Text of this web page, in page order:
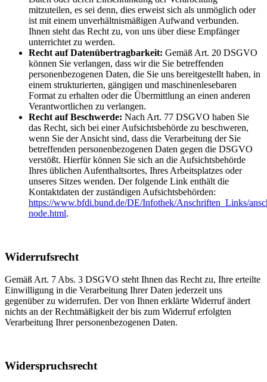
mitzuteilen, es sei denn, dies erweist sich als unmöglich oder
ist mit einem unverhältnismäßigen Aufwand verbunden.
Ihnen steht das Recht zu, von uns über diese Empfänger
unterrichtet zu werden.
Recht auf Datenübertragbarkeit: Gemäß Art. 20 DSGVO
können Sie verlangen, dass wir die Sie betreffenden
personenbezogenen Daten, die Sie uns bereitgestellt haben, in
einem strukturierten, gängigen und maschinenlesebaren
Format zu erhalten oder die Übermittlung an einen anderen
Verantwortlichen zu verlangen.
Recht auf Beschwerde: Nach Art. 77 DSGVO haben Sie
das Recht, sich bei einer Aufsichtsbehörde zu beschweren,
wenn Sie der Ansicht sind, dass die Verarbeitung der Sie
betreffenden personenbezogenen Daten gegen die DSGVO
verstößt. Hierfür können Sie sich an die Aufsichtsbehörde
Ihres üblichen Aufenthaltsortes, Ihres Arbeitsplatzes oder
unseres Sitzes wenden. Der folgende Link enthält die
Kontaktdaten der zuständigen Aufsichtsbehörden:
https://www.bfdi.bund.de/DE/Infothek/Anschriften_Links/
node.html.
Widerrufsrecht
Gemäß Art. 7 Abs. 3 DSGVO steht Ihnen das Recht zu, Ihre erteilte
Einwilligung in die Verarbeitung Ihrer Daten jederzeit uns
gegenüber zu widerrufen. Der von Ihnen erklärte Widerruf ändert
nichts an der Rechtmäßigkeit der bis zum Widerruf erfolgten
Verarbeitung Ihrer personenbezogenen Daten.
Widerspruchsrecht